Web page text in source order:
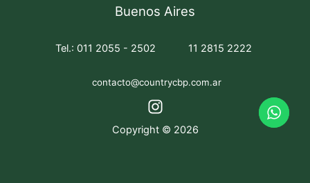
Buenos Aires
Tel.: 011 2055 - 2502 11 2815 2222
contacto@countrycbp.com.ar
Copyright © 2026